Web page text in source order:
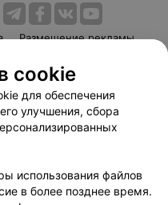
Размещение рекламы
Способы оплаты
Партнеры
103.by
cookie
данных
cookie
для обеспечения
улучшения, сбора
использования файлов
в более позднее время.